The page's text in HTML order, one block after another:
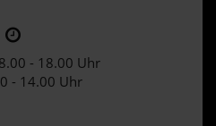
- 18.00 Uhr
- 14.00 Uhr